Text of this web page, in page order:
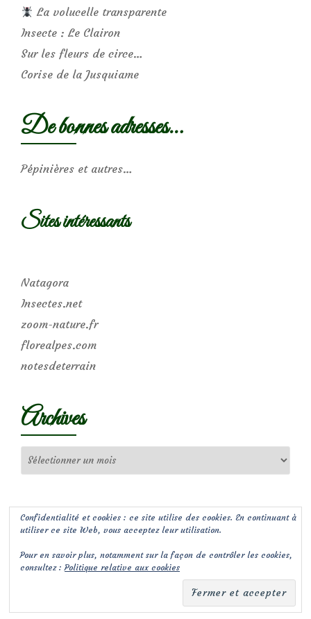
La volucelle transparente
Insecte : Le Clairon
Sur les fleurs de circe…
Corise de la Jusquiame
De bonnes adresses…
Pépinières et autres…
Sites intéressants
Natagora
Insectes.net
zoom-nature.fr
florealpes.com
notesdeterrain
Archives
Confidentialité et cookies : ce site utilise des cookies. En continuant à
utiliser ce site Web, vous acceptez leur utilisation.
Pour en savoir plus, notamment sur la façon de contrôler les cookies,
consultez :Politique relative aux cookies